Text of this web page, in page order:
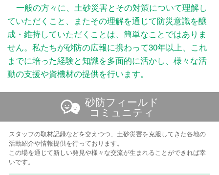
一般の方々に、土砂災害とその対策について理解し
ていただくこと、またその理解を通じて防災意識を醸
成・維持していただくことは、簡単なことではありま
せん。私たちが砂防の広報に携わって30年以上、これ
までに培った経験と知識を多面的に活かし、様々な活
動の支援や資機材の提供を行います。
砂防フィールド
コミュニティ
スタッフの取材記録などを交えつつ、土砂災害を克服してきた各地の
活動紹介や情報提供を行っております。
この場を通じて新しい発見や様々な交流が生まれることができれば幸
いです。